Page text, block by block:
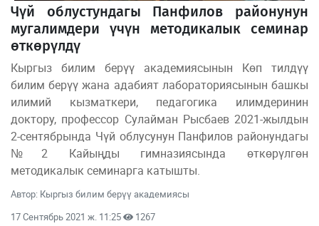
Чүй облустундагы Панфилов районунун
мугалимдери үчүн методикалык семинар
өткөрүлдү
Кыргыз билим берүү академиясынын Көп тилдүү
билим берүү жана адабият лабораториясынын башкы
илимий кызматкери, педагогика илимдеринин
доктору, профессор Сулайман Рысбаев 2021-жылдын
2-сентябрында Чүй облусунун Панфилов районундагы
№2 Кайыңды гимназиясында өткөрүлгөн
методикалык семинарга катышты.
Автор: Кыргыз билим берүү академиясы
17 Сентябрь 2021 ж. 11:25
1267